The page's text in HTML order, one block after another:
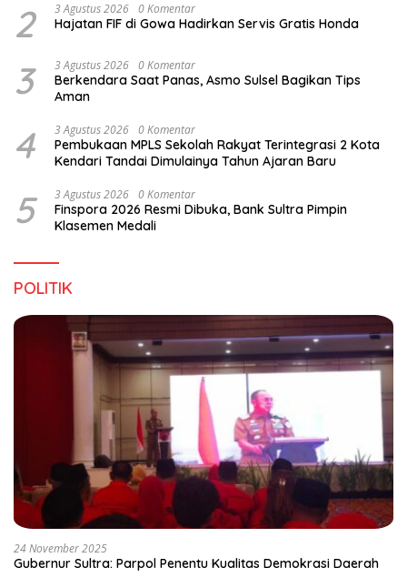
2 3 Agustus 2026 0 Komentar
Hajatan FIF di Gowa Hadirkan Servis Gratis Honda
3 3 Agustus 2026 0 Komentar
Berkendara Saat Panas, Asmo Sulsel Bagikan Tips
Aman
4 3 Agustus 2026 0 Komentar
Pembukaan MPLS Sekolah Rakyat Terintegrasi 2 Kota
Kendari Tandai Dimulainya Tahun Ajaran Baru
5 3 Agustus 2026 0 Komentar
Finspora 2026 Resmi Dibuka, Bank Sultra Pimpin
Klasemen Medali
POLITIK
24 November 2025
Gubernur Sultra: Parpol Penentu Kualitas Demokrasi Daerah